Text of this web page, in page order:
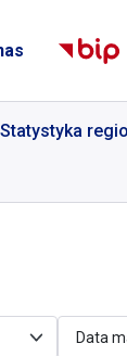
Statystyka